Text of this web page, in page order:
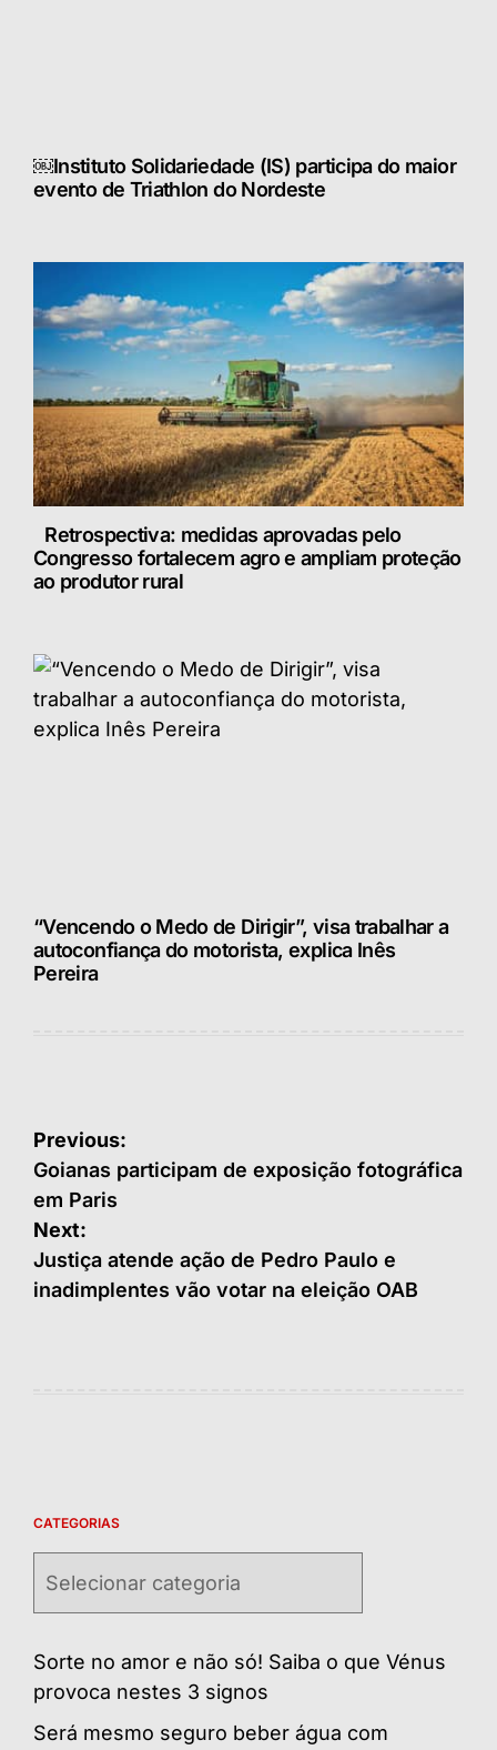
￼Instituto Solidariedade (IS) participa do maior
evento de Triathlon do Nordeste
Retrospectiva: medidas aprovadas pelo
Congresso fortalecem agro e ampliam proteção
ao produtor rural
“Vencendo o Medo de Dirigir”, visa trabalhar a
autoconfiança do motorista, explica Inês
Pereira
Navegação
de
Post
Previous:
Goianas participam de exposição fotográfica
em Paris
Next:
Justiça atende ação de Pedro Paulo e
inadimplentes vão votar na eleição OAB
CATEGORIAS
Sorte no amor e não só! Saiba o que Vénus
provoca nestes 3 signos
Será mesmo seguro beber água com